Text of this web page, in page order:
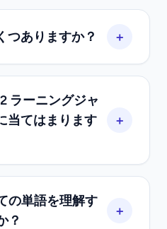
つありますか？ +
ラーニングジャ
当てはまります
+
の単語を理解す
？
+